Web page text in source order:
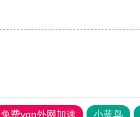
免费vqn外网加速 小蓝鸟